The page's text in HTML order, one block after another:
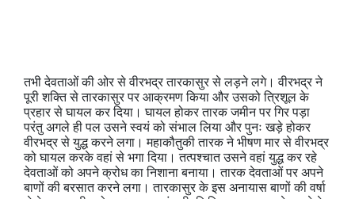
तभी देवताओं की ओर से वीरभद्र तारकासुर से लड़ने लगे। वीरभद्र ने
पूरी शक्ति से तारकासुर पर आक्रमण किया और उसको त्रिशूल के
प्रहार से घायल कर दिया। घायल होकर तारक जमीन पर गिर पड़ा
परंतु अगले ही पल उसने स्वयं को संभाल लिया और पुनः खड़े होकर
वीरभद्र से युद्ध करने लगा। महाकौतुकी तारक ने भीषण मार से वीरभद्र
को घायल करके वहां से भगा दिया। तत्पश्चात उसने वहां युद्ध कर रहे
देवताओं को अपने क्रोध का निशाना बनाया। तारक देवताओं पर अपने
बाणों की बरसात करने लगा। तारकासुर के इस अनायास बाणों की वर्षा